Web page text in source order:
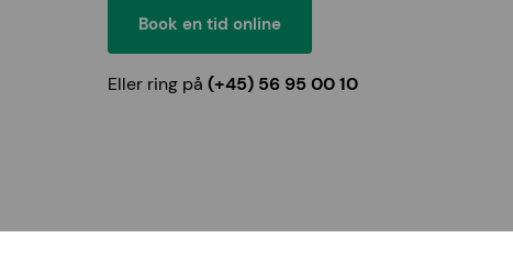
Book en tid online
Eller ring på (+45) 56 95 00 10